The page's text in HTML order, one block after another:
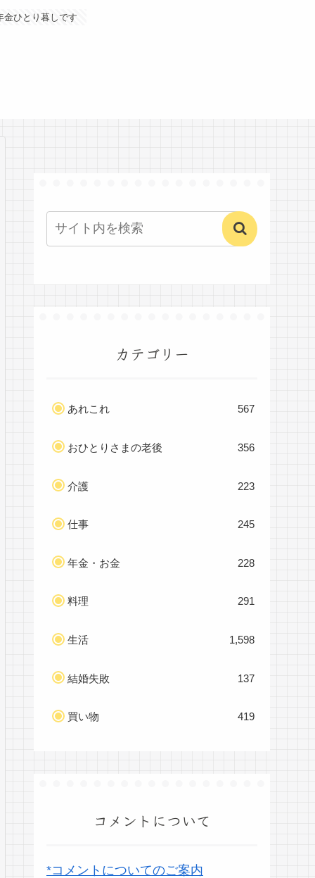
金ひとり暮しです
カテゴリー
あれこれ 567
おひとりさまの老後 356
介護 223
仕事 245
年金・お金 228
料理 291
生活 1,598
結婚失敗 137
買い物 419
コメントについて
*コメントについてのご案内